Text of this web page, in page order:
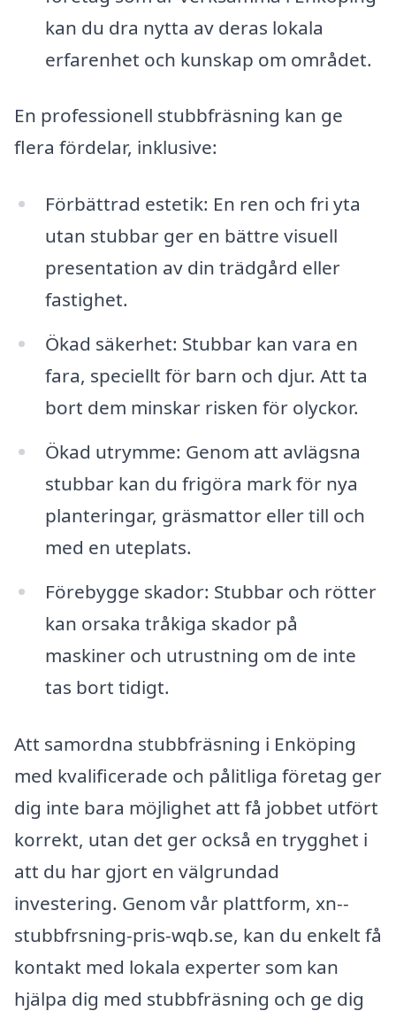
kan du dra nytta av deras lokala
erfarenhet och kunskap om området.
En professionell stubbfräsning kan ge
flera fördelar, inklusive:
Förbättrad estetik: En ren och fri yta
utan stubbar ger en bättre visuell
presentation av din trädgård eller
fastighet.
Ökad säkerhet: Stubbar kan vara en
fara, speciellt för barn och djur. Att ta
bort dem minskar risken för olyckor.
Ökad utrymme: Genom att avlägsna
stubbar kan du frigöra mark för nya
planteringar, gräsmattor eller till och
med en uteplats.
Förebygge skador: Stubbar och rötter
kan orsaka tråkiga skador på
maskiner och utrustning om de inte
tas bort tidigt.
Att samordna stubbfräsning i Enköping
med kvalificerade och pålitliga företag ger
dig inte bara möjlighet att få jobbet utfört
korrekt, utan det ger också en trygghet i
att du har gjort en välgrundad
investering. Genom vår plattform, xn--
stubbfrsning-pris-wqb.se, kan du enkelt få
kontakt med lokala experter som kan
hjälpa dig med stubbfräsning och ge dig